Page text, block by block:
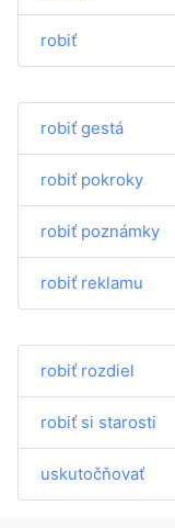
robiť
robiť gestá
robiť pokroky
robiť poznámky
robiť reklamu
robiť rozdiel
robiť si starosti
uskutočňovať